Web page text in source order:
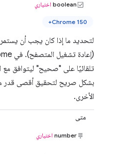
boolean اختياري
Chrome 150+
لتحديد ما إذا كان يجب أن
تلقائيًا على "صحيح" ليتوافق
بشكل صريح لتحقيق أقصى قدر
الأخرى.
متى
number اختياري